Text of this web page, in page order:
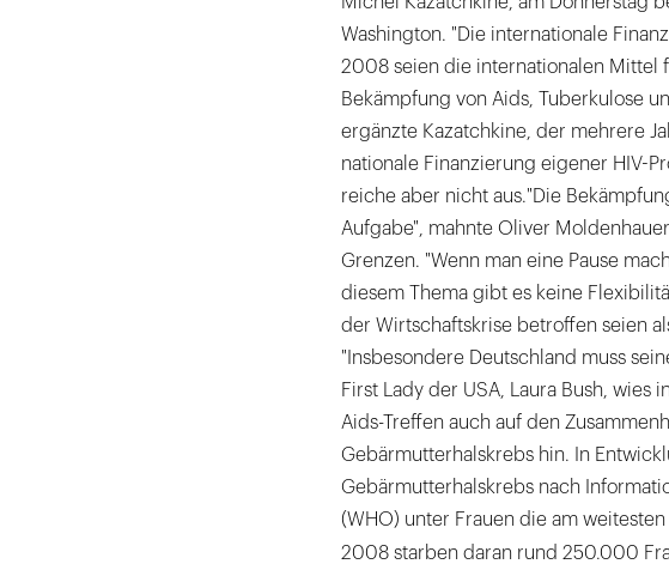
Washington. "Die internationale
2008 seien die internationalen Mittel
Bekämpfung von Aids, Tuberkulose
ergänzte Kazatchkine, der mehrere
nationale Finanzierung eigener HIV-
reiche aber nicht aus."Die
Aufgabe", mahnte Oliver
Grenzen. "Wenn man eine Pause
diesem Thema gibt es keine
der Wirtschaftskrise betroffen seien
"Insbesondere Deutschland muss
First Lady der USA, Laura Bush,
Aids-Treffen auch auf den
Gebärmutterhalskrebs hin. In
Gebärmutterhalskrebs nach
(WHO) unter Frauen die am
2008 starben daran rund 250.000